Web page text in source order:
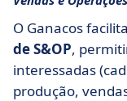
O Ganacos
de S&OP,
interessadas
produção,